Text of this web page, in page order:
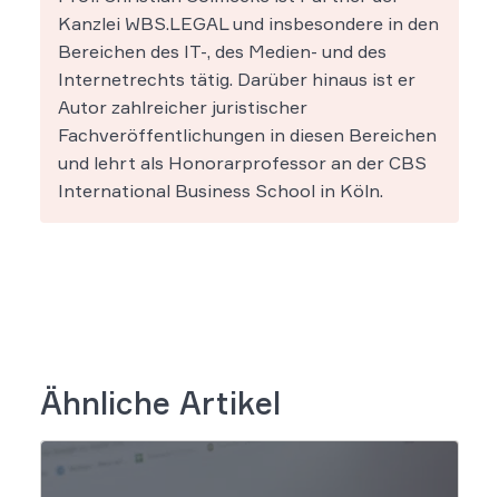
Kanzlei WBS.LEGAL und insbesondere in den
Bereichen des IT-, des Medien- und des
Internetrechts tätig. Darüber hinaus ist er
Autor zahlreicher juristischer
Fachveröffentlichungen in diesen Bereichen
und lehrt als Honorarprofessor an der CBS
International Business School in Köln.
Ähnliche Artikel